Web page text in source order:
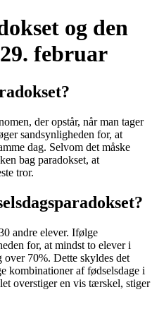
og den
februar
der opstår, når man tager
sandsynligheden for, at
dag. Selvom det måske
bag paradokset, at
tror.
andre elever. Ifølge
for, at mindst to elever i
over 70%. Dette skyldes det
kombinationer af fødselsdage i
overstiger en vis tærskel, stiger